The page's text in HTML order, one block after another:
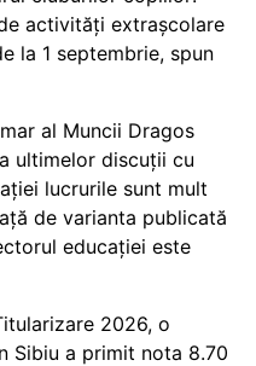
activități extrașcolare
la 1 septembrie, spun
al Muncii Dragos
ultimelor discuții cu
lucrurile sunt mult
de varianta publicată
educației este
2026, o
Sibiu a primit nota 8.70